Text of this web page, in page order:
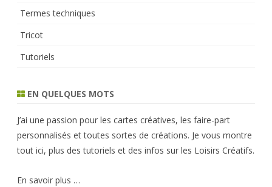
Termes techniques
Tricot
Tutoriels
EN QUELQUES MOTS
J’ai une passion pour les cartes créatives, les faire-part
personnalisés et toutes sortes de créations. Je vous montre
tout ici, plus des tutoriels et des infos sur les Loisirs Créatifs.
En savoir plus …